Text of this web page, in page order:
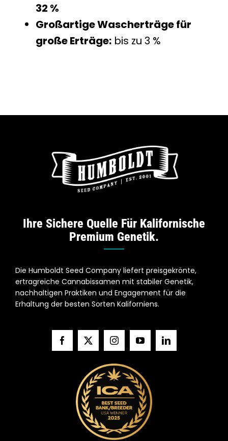
32 %
Großartige Wascherträge für
große Erträge:bis zu 3 %
Ihre Sichere Quelle Für Kalifornische
Premium Genetik.
Die Humboldt Seed Company liefert preisgekrönte,
ertragreiche Cannabissamen mit stabiler Genetik,
nachhaltigen Praktiken und Engagement für die
Erhaltung der besten Sorten Kaliforniens.